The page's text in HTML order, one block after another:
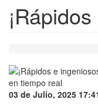
03 de Julio, 2025